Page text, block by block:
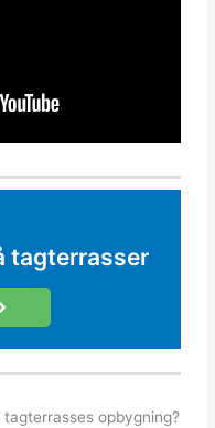
tagterrasser
opbygning?